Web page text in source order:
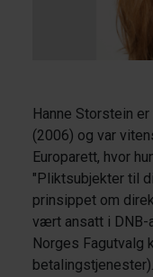
Hanne Storstein
(2006) og var
Europarett, hvor
"Pliktsubjekter til
prinsippet om
vært ansatt i DNB-
Norges Fagutvalg